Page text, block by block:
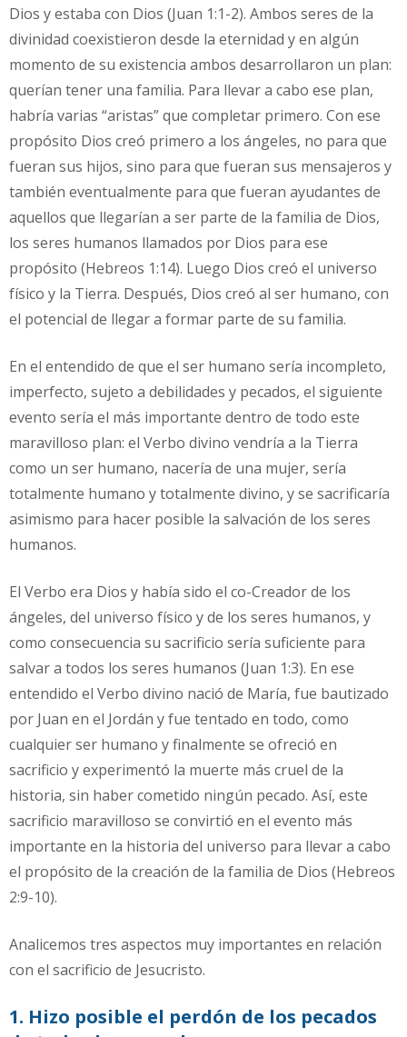
Dios y estaba con Dios (Juan 1:1-2). Ambos seres de la
divinidad coexistieron desde la eternidad y en algún
momento de su existencia ambos desarrollaron un plan:
querían tener una familia. Para llevar a cabo ese plan,
habría varias “aristas” que completar primero. Con ese
propósito Dios creó primero a los ángeles, no para que
fueran sus hijos, sino para que fueran sus mensajeros y
también eventualmente para que fueran ayudantes de
aquellos que llegarían a ser parte de la familia de Dios,
los seres humanos llamados por Dios para ese
propósito (Hebreos 1:14). Luego Dios creó el universo
físico y la Tierra. Después, Dios creó al ser humano, con
el potencial de llegar a formar parte de su familia.
En el entendido de que el ser humano sería incompleto,
imperfecto, sujeto a debilidades y pecados, el siguiente
evento sería el más importante dentro de todo este
maravilloso plan: el Verbo divino vendría a la Tierra
como un ser humano, nacería de una mujer, sería
totalmente humano y totalmente divino, y se sacrificaría
asimismo para hacer posible la salvación de los seres
humanos.
El Verbo era Dios y había sido el co-Creador de los
ángeles, del universo físico y de los seres humanos, y
como consecuencia su sacrificio sería suficiente para
salvar a todos los seres humanos (Juan 1:3). En ese
entendido el Verbo divino nació de María, fue bautizado
por Juan en el Jordán y fue tentado en todo, como
cualquier ser humano y finalmente se ofreció en
sacrificio y experimentó la muerte más cruel de la
historia, sin haber cometido ningún pecado. Así, este
sacrificio maravilloso se convirtió en el evento más
importante en la historia del universo para llevar a cabo
el propósito de la creación de la familia de Dios (Hebreos
2:9-10).
Analicemos tres aspectos muy importantes en relación
con el sacrificio de Jesucristo.
1. Hizo posible el perdón de los pecados